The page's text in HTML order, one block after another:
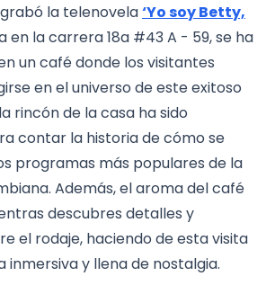
la telenovela‘Yo soy Betty,
en la carrera 18a #43 A - 59, se ha
un café donde los visitantes
en el universo de este exitoso
rincón de la casa ha sido
contar la historia de cómo se
programas más populares de la
Además, el aroma del café
descubres detalles y
el rodaje, haciendo de esta visita
inmersiva y llena de nostalgia.